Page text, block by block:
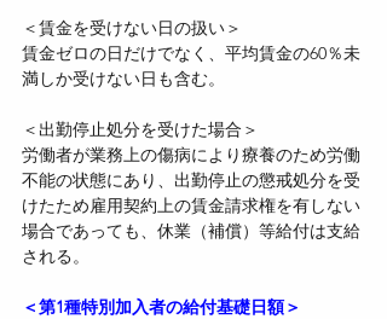
＜賃金を受けない日の扱い＞
賃金ゼロの日だけでなく、平均賃金の60％未
満しか受けない日も含む。
＜出勤停止処分を受けた場合＞
労働者が業務上の傷病により療養のため労働
不能の状態にあり、出勤停止の懲戒処分を受
けたため雇用契約上の賃金請求権を有しない
場合であっても、休業（補償）等給付は支給
される。
＜第1種特別加入者の給付基礎日額＞